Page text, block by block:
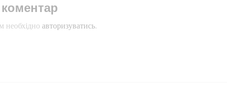
необхідно авторизуватись.